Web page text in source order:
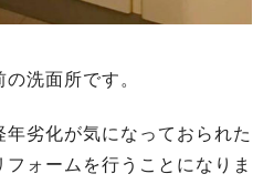
洗面所です。
劣化が気になっておられた
ォームを行うことになりま